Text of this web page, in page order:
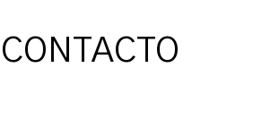
CONTACTO